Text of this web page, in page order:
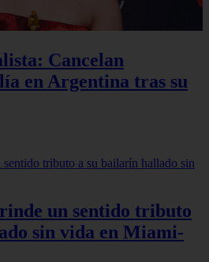
Cancelan
en Argentina tras su
un sentido tributo
sin vida en Miami-